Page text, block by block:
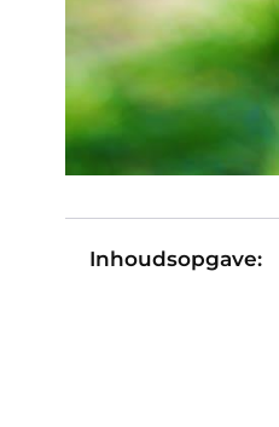
Inhoudsopgave: